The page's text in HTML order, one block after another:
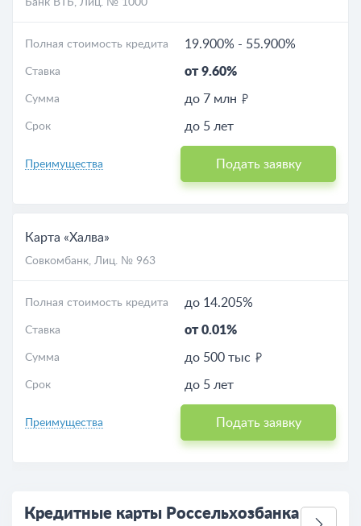
Банк ВТБ, Лиц. № 1000
Полная стоимость кредита 19.900% - 55.900%
Ставка от 9.60%
Сумма до 7 млн
Срок до 5 лет
Преимущества Подать заявку
Карта «Халва»
Совкомбанк, Лиц. № 963
Полная стоимость кредита до 14.205%
Ставка от 0.01%
Сумма до 500 тыс
Срок до 5 лет
Преимущества Подать заявку
Кредитные карты Россельхозбанка